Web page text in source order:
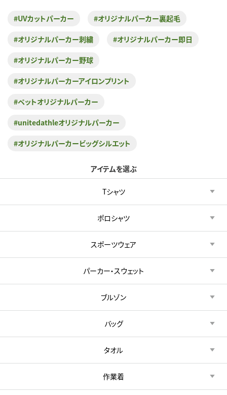
#UVカットパーカー #オリジナルパーカー裏起毛
#オリジナルパーカー刺繍 #オリジナルパーカー即日
#オリジナルパーカー野球
#オリジナルパーカーアイロンプリント
#ペットオリジナルパーカー
#unitedathleオリジナルパーカー
#オリジナルパーカービッグシルエット
アイテムを選ぶ
Tシャツ
ポロシャツ
スポーツウェア
パーカー・スウェット
ブルゾン
バッグ
タオル
作業着